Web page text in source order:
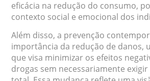
eficácia na redução do consumo,
contexto social e emocional dos
Além disso, a prevenção
importância da redução de danos,
que visa minimizar os efeitos
drogas sem necessariamente